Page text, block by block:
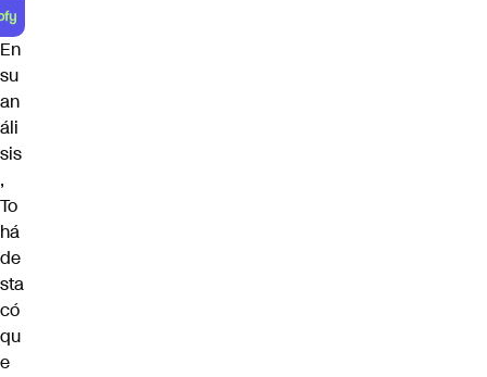
En
su
an
áli
sis
,
To
há
de
sta
có
qu
e